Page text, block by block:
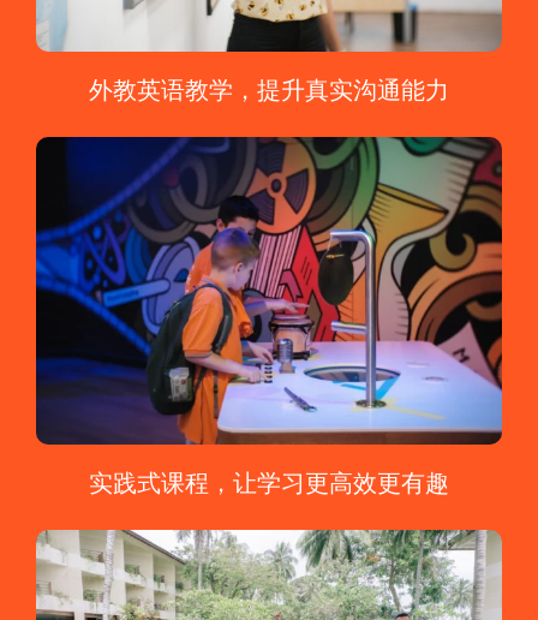
外教英语教学，提升真实沟通能力
实践式课程，让学习更高效更有趣